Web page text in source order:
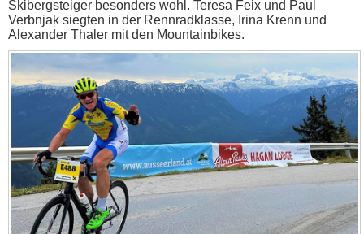
Skibergsteiger besonders wohl. Teresa Feix und Paul
Verbnjak siegten in der Rennradklasse, Irina Krenn und
Alexander Thaler mit den Mountainbikes.